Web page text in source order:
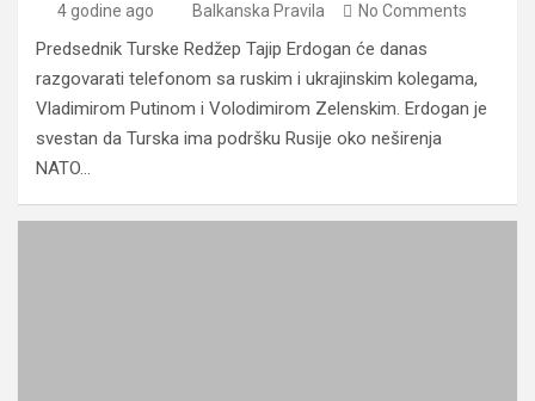
4 godine ago Balkanska Pravila No Comments
Predsednik Turske Redžep Tajip Erdogan će danas
razgovarati telefonom sa ruskim i ukrajinskim kolegama,
Vladimirom Putinom i Volodimirom Zelenskim. Erdogan je
svestan da Turska ima podršku Rusije oko neširenja
NATO…